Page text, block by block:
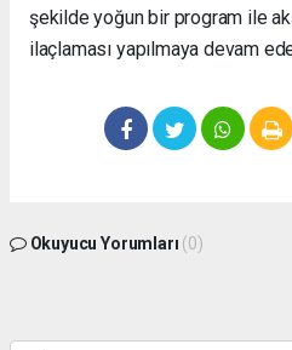
şekilde yoğun bir program ile
ilaçlaması yapılmaya devam
Okuyucu Yorumları (0)